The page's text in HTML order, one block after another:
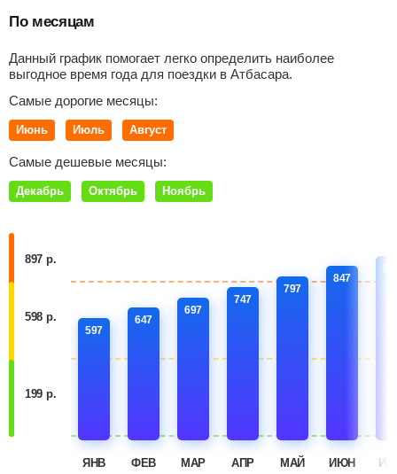
По месяцам
Данный график помогает легко определить наиболее
выгодное время года для поездки в Атбасара.
Самые дорогие месяцы:
Июнь Июль Август
Самые дешевые месяцы:
Декабрь Октябрь Ноябрь
897 р.
598 р.
199 р.
597
ЯНВ
647
ФЕВ
697
МАР
747
АПР
797
МАЙ
847
ИЮН